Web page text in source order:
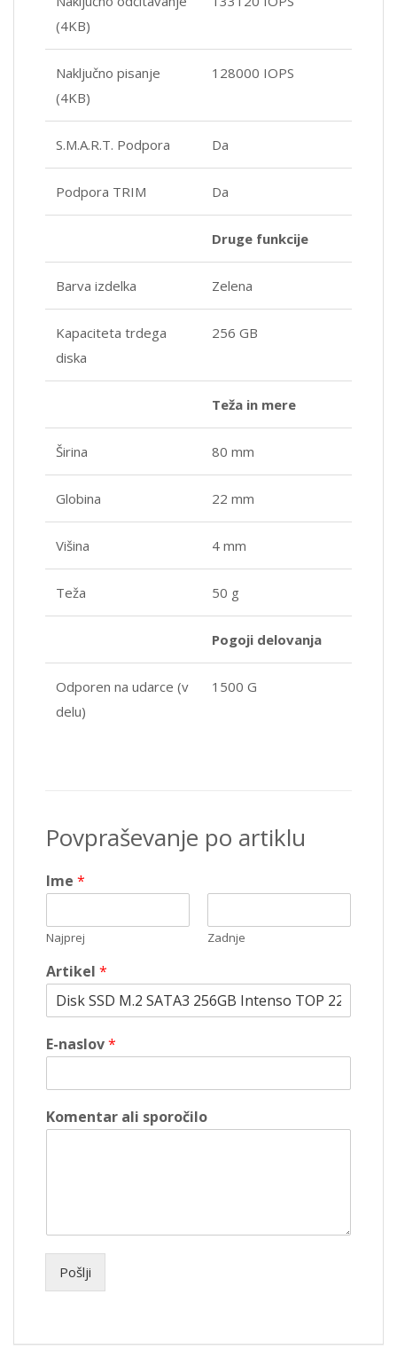
(4KB)
Naključno pisanje
(4KB)
128000 IOPS
S.M.A.R.T. Podpora Da
Podpora TRIM Da
Druge funkcije
Barva izdelka Zelena
Kapaciteta trdega
diska
256 GB
Teža in mere
Širina 80 mm
Globina 22 mm
Višina 4 mm
Teža 50 g
Pogoji delovanja
Odporen na udarce (v
delu)
1500 G
Povpraševanje po artiklu
Ime *
Najprej Zadnje
Artikel *
E-naslov*
Komentar ali sporočilo
Pošlji